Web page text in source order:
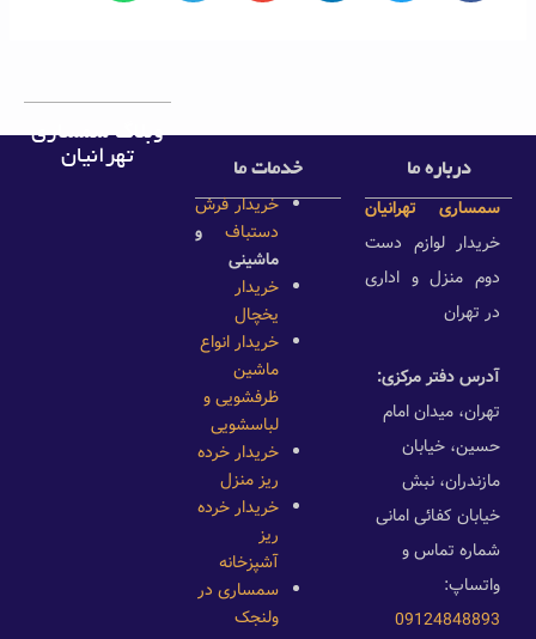
درباره ما
سمساری تهرانیان
خریدار لوازم دست
دوم منزل و اداری
در تهران
آدرس دفتر مرکزی:
تهران، میدان امام
حسین، خیابان
مازندران، نبش
خیابان کفائی امانی
شماره تماس و
واتساپ:
09124848893
خدمات ما
خریدار فرش
دستبافو
ماشینی
خریدار
یخچال
خریدار انواع
ماشین
ظرفشویی و
لباسشویی
خریدار خرده
ریز منزل
خریدار خرده
ریز
آشپزخانه
سمساری در
ولنجک
وبلاگ سمساری
تهرانیان